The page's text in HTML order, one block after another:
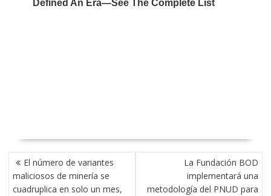
NAVEGACIÓN
DE
ENTRADAS
El número de variantes
maliciosos de minería se
cuadruplica en solo un mes,
La Fundación BOD
implementará una
metodología del PNUD para